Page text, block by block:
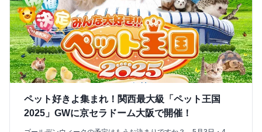
ペット好きよ集まれ！関西最大級「ペット王国
2025」GWに京セラドーム大阪で開催！